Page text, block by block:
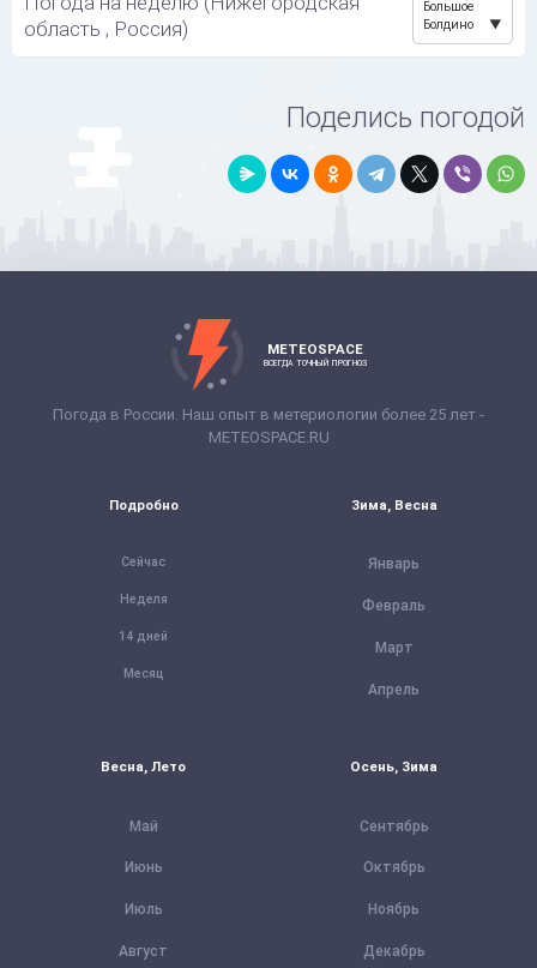
область , Россия)
Большое
Болдино
Поделись погодой
METEOSPACE
ВСЕГДА ТОЧНЫЙ ПРОГНОЗ
Погода в России. Наш опыт в метериологии более 25 лет -
METEOSPACE.RU
Подробно
Сейчас
Неделя
14 дней
Месяц
Зима, Весна
Январь
Февраль
Март
Апрель
Весна, Лето
Май
Июнь
Июль
Август
Осень, Зима
Сентябрь
Октябрь
Ноябрь
Декабрь